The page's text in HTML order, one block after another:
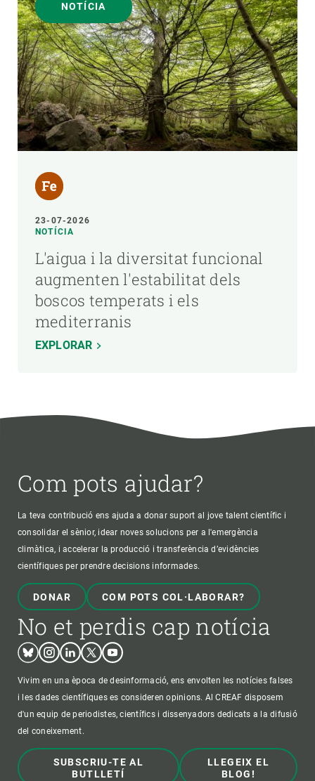
NOTÍCIA
23-07-2026
NOTÍCIA
L'aigua i la diversitat funcional
augmenten l'estabilitat dels
boscos temperats i els
mediterranis
EXPLORAR
Com pots ajudar?
La teva contribució ens ajuda a donar suport al jove talent científic i
consolidar el sènior, idear noves solucions per a l'emergència
climàtica, i accelerar la producció i transferència d’evidències
científiques per prendre decisions informades.
DONAR COM POTS COL·LABORAR?
No et perdis cap notícia
BlueskyInstagram
LinkedinTwitterYoutube
Vivim en una època de desinformació, ens envolten les notícies falses
i les dades científiques es consideren opinions. Al CREAF disposem
d'un equip de periodistes, científics i dissenyadors dedicats a la difusió
del coneixement.
SUBSCRIU-TE AL
BUTLLETÍ
LLEGEIX EL
BLOG!